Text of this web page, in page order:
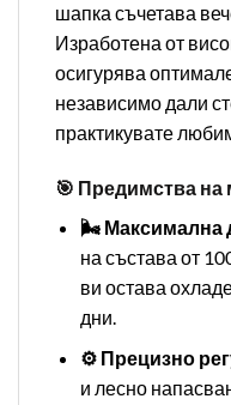
шапка съчетава
Изработена от
осигурява
независимо дали
практикувате
🎯 Предимства на
🌬️ Максимална
на състава от
ви остава
дни.
⚙️ Прецизно
и лесно